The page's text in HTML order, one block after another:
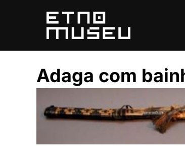
conteúdo
Adaga com